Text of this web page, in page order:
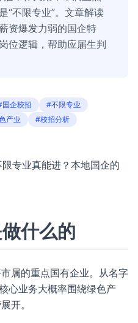
“不限专业”。文章解读
资爆发力弱的国企特
位逻辑，帮助应届生判
国企校招
#不限专业
产业 #校招分析
专业真能进？本地国企的
什么的
属的重点国有企业。从名字
心业务大概率围绕绿色产
开。